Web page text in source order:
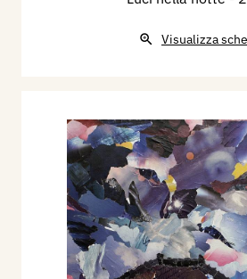
autodeterminarsi, affiorare
continuo apparire”.
Maria Cristina Ricciardi, 2013
Visualizza